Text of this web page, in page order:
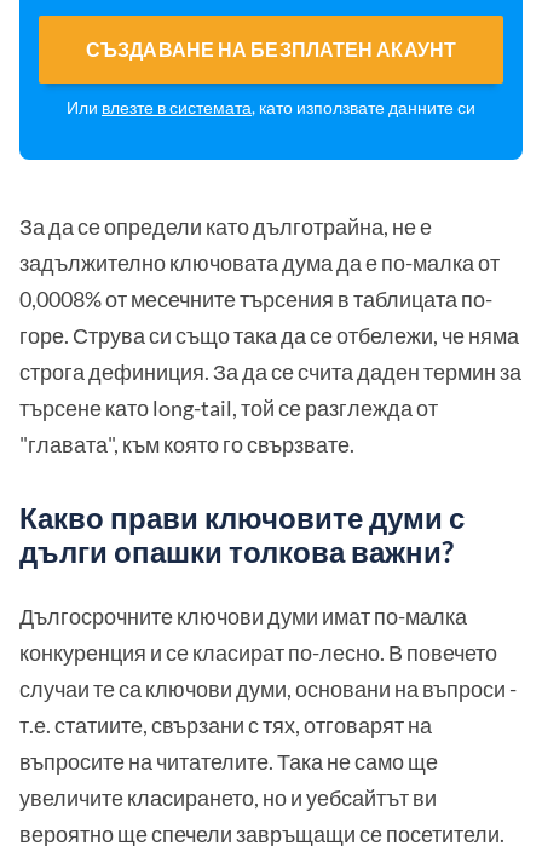
СЪЗДАВАНЕ НА БЕЗПЛАТЕН АКАУНТ
Или влезте в системата, като използвате данните си
За да се определи като дълготрайна, не е
задължително ключовата дума да е по-малка от
0,0008% от месечните търсения в таблицата по-
горе. Струва си също така да се отбележи, че няма
строга дефиниция. За да се счита даден термин за
търсене като long-tail, той се разглежда от
"главата", към която го свързвате.
Какво прави ключовите думи с
дълги опашки толкова важни?
Дългосрочните ключови думи имат по-малка
конкуренция и се класират по-лесно. В повечето
случаи те са ключови думи, основани на въпроси -
т.е. статиите, свързани с тях, отговарят на
въпросите на читателите. Така не само ще
увеличите класирането, но и уебсайтът ви
вероятно ще спечели завръщащи се посетители.